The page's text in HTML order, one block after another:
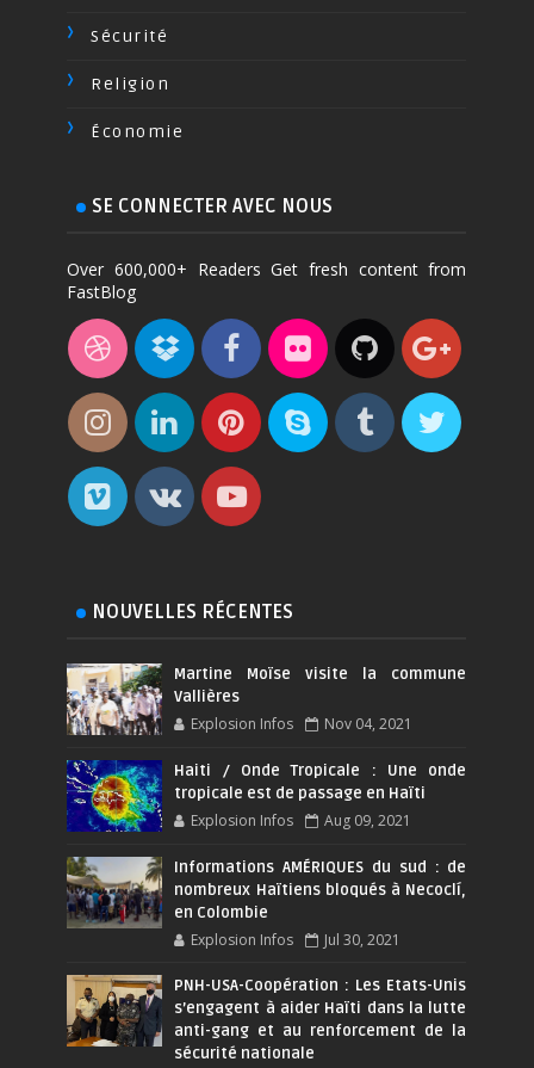
Sécurité
Religion
Économie
SE CONNECTER AVEC NOUS
Over 600,000+ Readers Get fresh content from
FastBlog
NOUVELLES RÉCENTES
Martine Moïse visite la commune
Vallières
Explosion Infos Nov 04, 2021
Haiti / Onde Tropicale : Une onde
tropicale est de passage en Haïti
Explosion Infos Aug 09, 2021
Informations AMÉRIQUES du sud : de
nombreux Haïtiens bloqués à Necoclí,
en Colombie
Explosion Infos Jul 30, 2021
PNH-USA-Coopération : Les Etats-Unis
s’engagent à aider Haïti dans la lutte
anti-gang et au renforcement de la
sécurité nationale